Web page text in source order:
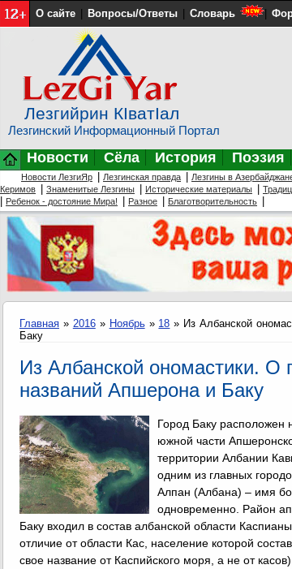
О сайте Вопросы/Ответы Словарь
Лезгийрин КIватIал
Лезгинский Информационный Портал
Новости Сёла История Поэзия
Новости ЛезгиЯр Лезгинская правда Лезгины в
Керимов
Знаменитые Лезгины Исторические материалы
Ребенок - достояние Мира! Разное Благотворительность
Главная » 2016 » Ноябрь » 18 » Из Албанской
Баку
Из Албанской ономастики. О
названий Апшерона и Баку
Город Баку расположен
южной части
территории Албании
одним из главных
Алпан (Албана) – имя
одновременно. Район
Баку входил в состав албанской области
отличие от области Кас, население которой
свое название от Каспийского моря, а не от